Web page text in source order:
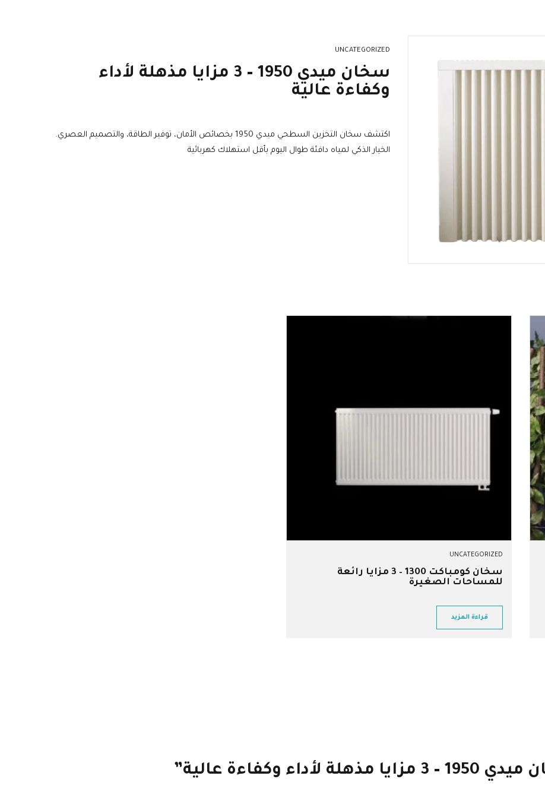
UNCATEGORIZED
سخان ميدي 1950 – 3 مزايا مذهلة لأداء
وكفاءة عالية
اكتشف سخان التخزين السطحي ميدي 1950 بخصائص الأمان، توفير الطاقة، والتصميم العصري.
الخيار الذكي لمياه دافئة طوال اليوم بأقل استهلاك كهربائية
UNCATEGORIZED
سخان كومباكت 1300 – 3 مزايا رائعة
للمساحات الصغيرة
قراءة المزيد